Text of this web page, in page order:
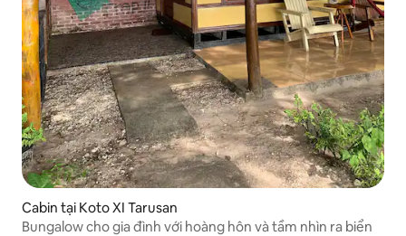
Cabin tại Koto XI Tarusan
Bungalow cho gia đình với hoàng hôn và tầm nhìn ra biển